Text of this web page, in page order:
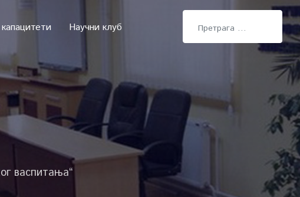
Научни клуб
Претрага
васпитања“